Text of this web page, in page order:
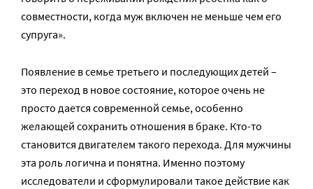
совместности, когда муж включен не меньше чем его
супруга».
Появление в семье третьего и последующих детей –
это переход в новое состояние, которое очень не
просто дается современной семье, особенно
желающей сохранить отношения в браке. Кто-то
становится двигателем такого перехода. Для мужчины
эта роль логична и понятна. Именно поэтому
исследователи и сформулировали такое действие как